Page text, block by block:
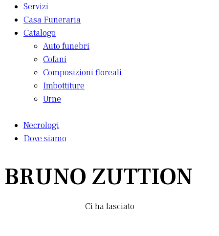
Servizi
Casa Funeraria
Catalogo
Auto funebri
Cofani
Composizioni floreali
Imbottiture
Urne
Necrologi
Dove siamo
BRUNO ZUTTION
Ci ha lasciato